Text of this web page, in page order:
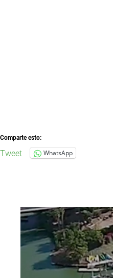
Comparte esto:
Tweet WhatsApp